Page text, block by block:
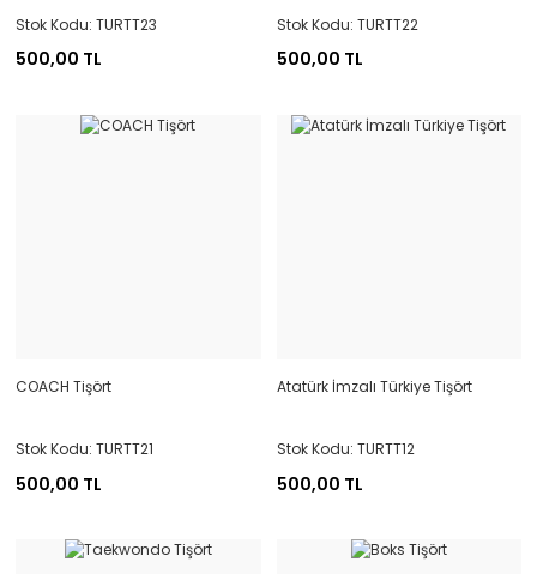
Stok Kodu: TURTT23
500,00 TL
Stok Kodu: TURTT22
500,00 TL
COACH Tişört
Stok Kodu: TURTT21
500,00 TL
Atatürk İmzalı Türkiye Tişört
Stok Kodu: TURTT12
500,00 TL